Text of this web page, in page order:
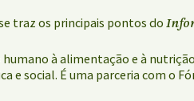
traz os principais pontos do
à alimentação e à
e social. É uma parceria com o